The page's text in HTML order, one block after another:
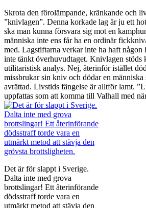
Skrota den förolämpande, kränkande och
”knivlagen”. Denna korkade lag är ju ett
ska man kunna försvara sig mot en
människa inte ens får ha en ordinär
med. Lagstiftarna verkar inte ha haft någon
inte tänkt överhuvudtaget. Knivlagen stöds
utilitaristisk analys. Nej, återinför istället
missbrukar sin kniv och dödar en
avrättad. Livstids fängelse är alltför lamt.
uppfattas som att komma till Valhall med
Det är för slappt i Sverige.
Dalta inte med grova
brottslingar! Ett återinförande
dödsstraff torde vara en
utmärkt metod att stävja den